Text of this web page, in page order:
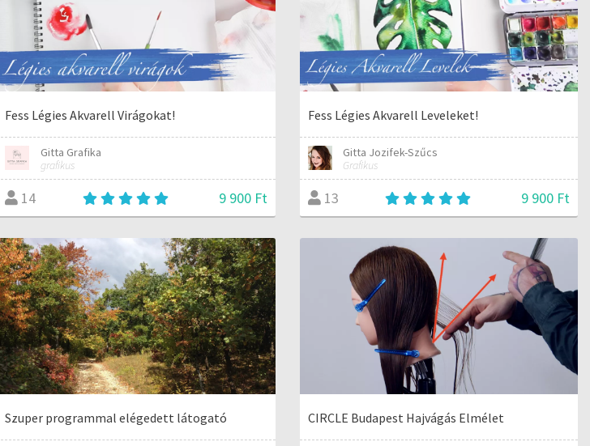
Fess Légies Akvarell Virágokat!
Gitta Grafika
grafikus
14 9 900 Ft
Fess Légies Akvarell Leveleket!
Gitta Jozifek-Szűcs
Grafikus
13 9 900 Ft
Szuper programmal elégedett látogató CIRCLE Budapest Hajvágás Elmélet